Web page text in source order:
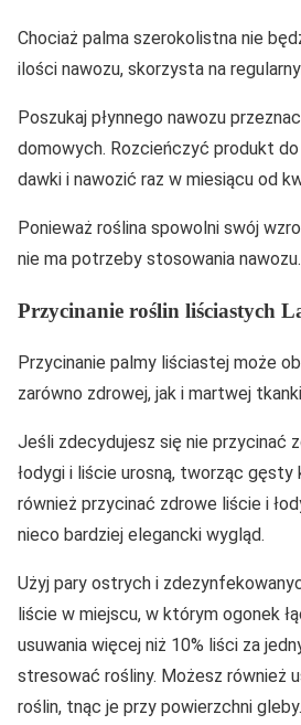
Chociaż palma szerokolistna nie
ilości nawozu, skorzysta na
Poszukaj płynnego nawozu
domowych. Rozcieńczyć produkt
dawki i nawozić raz w miesiącu od
Ponieważ roślina spowolni swój
nie ma potrzeby stosowania nawozu.
Przycinanie roślin liściastych
Przycinanie palmy liściastej może
zarówno zdrowej, jak i martwej
Jeśli zdecydujesz się nie przycinać
łodygi i liście urosną, tworząc gęsty
również przycinać zdrowe liście i
nieco bardziej elegancki wygląd.
Użyj pary ostrych i
liście w miejscu, w którym ogonek
usuwania więcej niż 10% liści za
stresować rośliny. Możesz również
roślin, tnąc je przy powierzchni gleby.